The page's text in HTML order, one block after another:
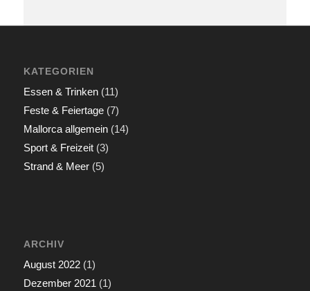
KATEGORIEN
Essen & Trinken(11)
Feste & Feiertage(7)
Mallorca allgemein(14)
Sport & Freizeit(3)
Strand & Meer(5)
ARCHIV
August 2022(1)
Dezember 2021 (1)